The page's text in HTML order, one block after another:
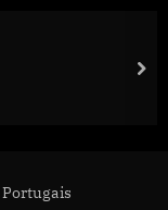
Portugais